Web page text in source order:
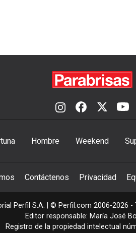
Hombre Weekend
Contáctenos Privacidad
Perfil S.A. | © Perfil.com 2006-2026
Editor responsable: María José
Registro de la propiedad intelectual